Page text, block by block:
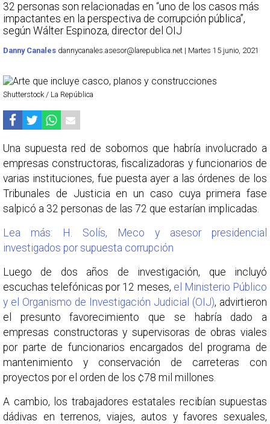
32 personas son relacionadas en “uno de los casos más
impactantes en la perspectiva de corrupción pública”,
según Wálter Espinoza, director del OIJ
Danny Canales dannycanales.asesor@larepublica.net | Martes 15 junio, 2021
Shutterstock / La República
Una supuesta red de sobornos que habría involucrado a
empresas constructoras, fiscalizadoras y funcionarios de
varias instituciones, fue puesta ayer a las órdenes de los
Tribunales de Justicia en un caso cuya primera fase
salpicó a 32 personas de las 72 que estarían implicadas.
Lea más: H. Solís, Meco y asesor presidencial
investigados por supuesta corrupción
Luego de dos años de investigación, que incluyó
escuchas telefónicas por 12 meses, el Ministerio Público
y el Organismo de Investigación Judicial (OIJ), advirtieron
el presunto favorecimiento que se habría dado a
empresas constructoras y supervisoras de obras viales
por parte de funcionarios encargados del programa de
mantenimiento y conservación de carreteras con
proyectos por el orden de los ¢78 mil millones.
A cambio, los trabajadores estatales recibían supuestas
dádivas en terrenos, viajes, autos y favores sexuales,